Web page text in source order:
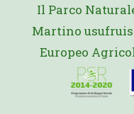
Il Parco
Martino
Europeo